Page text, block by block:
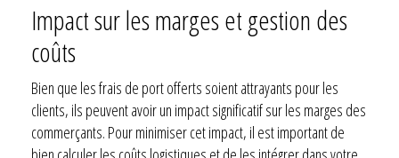
Impact sur les marges et gestion des
coûts
Bien que les frais de port offerts soient attrayants pour les
clients, ils peuvent avoir un impact significatif sur les marges des
commerçants. Pour minimiser cet impact, il est important de